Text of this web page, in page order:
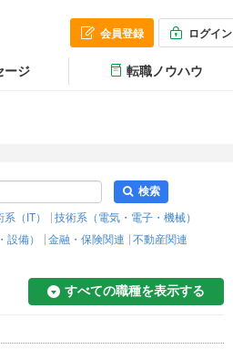
会員登録 ログイン
ージ 転職ノウハウ
検索
系（IT）
技術系（電気・電子・機械）
備）
金融・保険関連 不動産関連
すべての職種を表示する